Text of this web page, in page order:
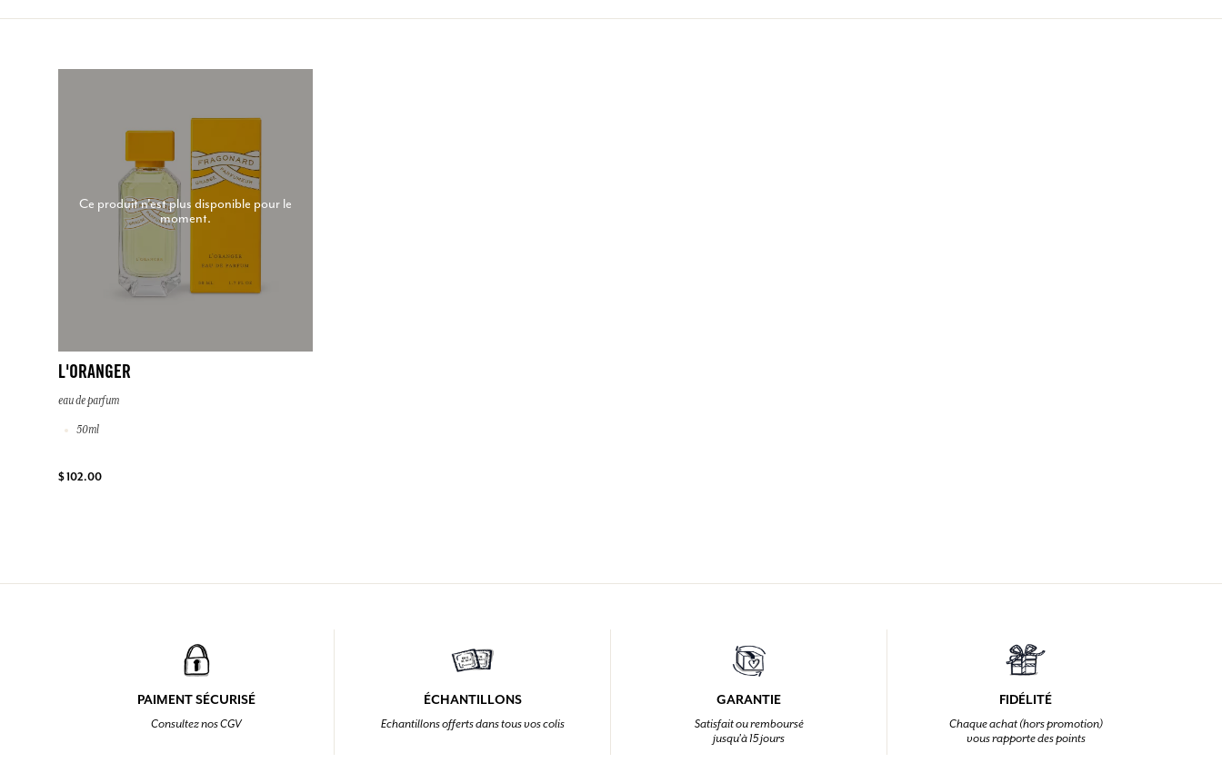
Ce produit n'est plus disponible pour le
moment.
L'ORANGER
eau de parfum
50ml
$ 102.00
PAIMENT SÉCURISÉ
Consultez nos CGV
ÉCHANTILLONS
Echantillons offerts dans tous vos colis
GARANTIE
Satisfait ou remboursé
jusqu'à 15 jours
FIDÉLITÉ
Chaque achat (hors promotion)
vous rapporte des points